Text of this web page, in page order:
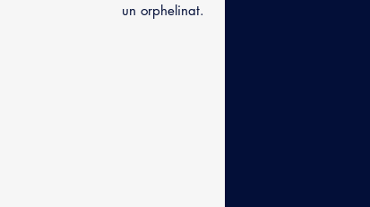
un orphelinat.